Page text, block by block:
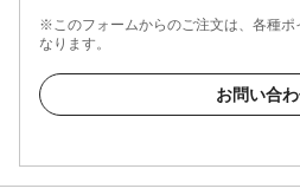
※このフォームからのご注文は、各種ポ
なります。
お問い合